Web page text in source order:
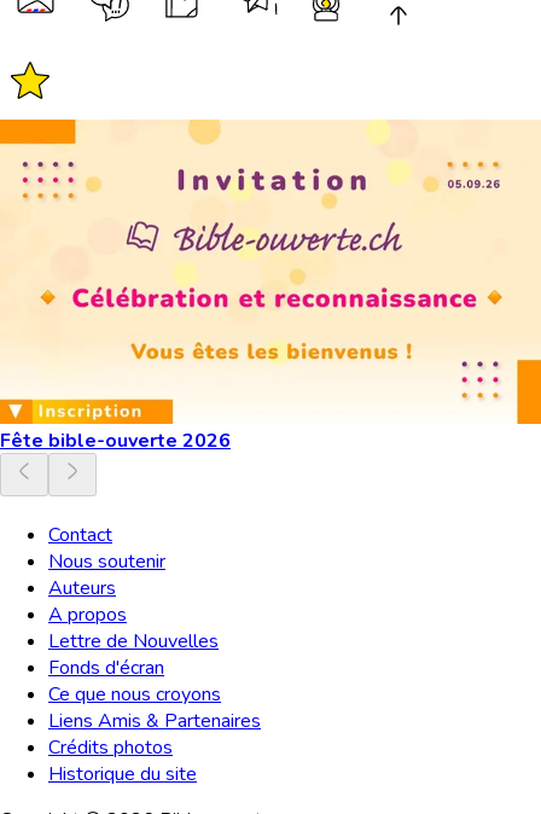
Fête bible-ouverte 2026
Contact
Nous soutenir
Auteurs
A propos
Lettre de Nouvelles
Fonds d'écran
Ce que nous croyons
Liens Amis & Partenaires
Crédits photos
Historique du site